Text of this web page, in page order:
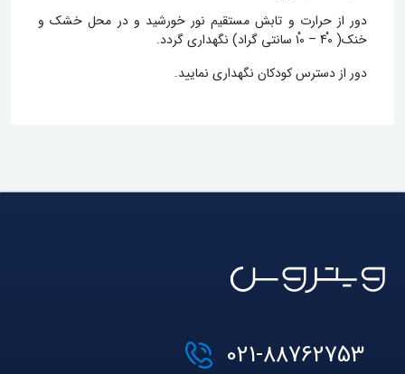
دور از حرارت و تابش مستقیم نور خورشید و در محل خشک و
خنک( 4۰ْ – ۱۰ْ سانتی گراد) نگهداری گردد.
دور از دسترس کودکان نگهداری نمایید.
021-88762753